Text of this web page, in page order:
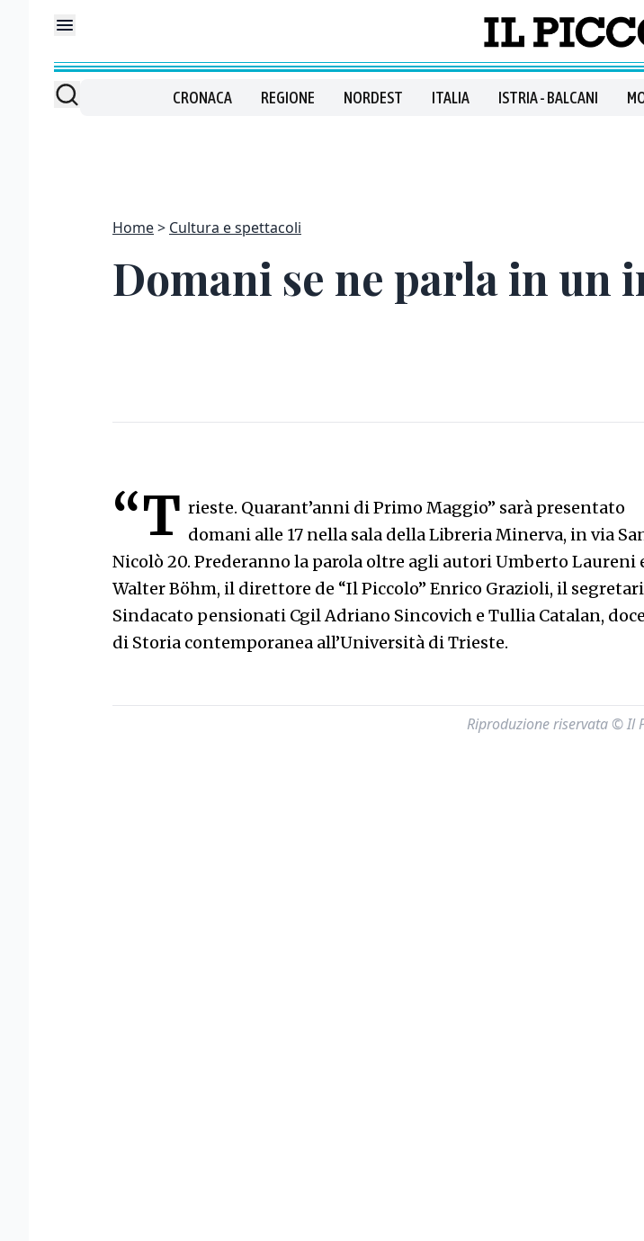
CRONACA REGIONE NORDEST ITALIA ISTRIA - BALCANI
Home Cultura e spettacoli
Domani se ne parla in un
“T rieste. Quarant’anni di Primo Maggio” sarà presentato
domani alle 17 nella sala della Libreria Minerva, in via
Nicolò 20. Prederanno la parola oltre agli autori Umberto Laureni
Walter Böhm, il direttore de “Il Piccolo” Enrico Grazioli, il
Sindacato pensionati Cgil Adriano Sincovich e Tullia Catalan,
di Storia contemporanea all’Università di Trieste.
Riproduzione riservata © Il